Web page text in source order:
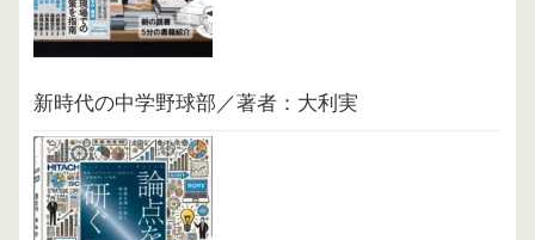
新時代の中学野球部／著者：大利実